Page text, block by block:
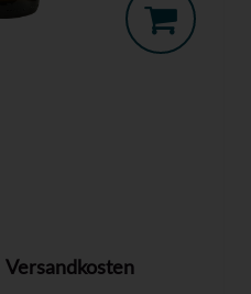
Versandkosten